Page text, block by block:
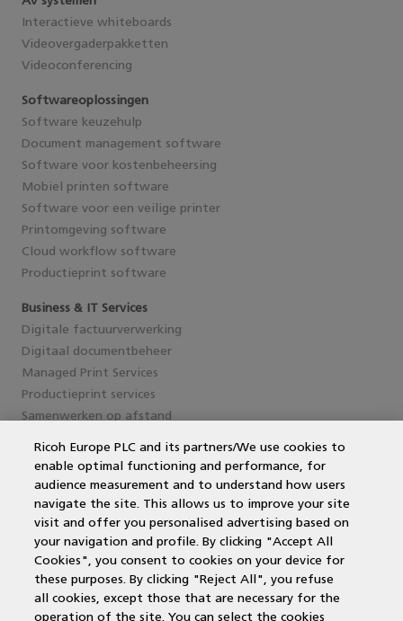
Interactieve whiteboards
Videovergaderpakketten
Videoconferencing
Softwareoplossingen
Software keuzehulp
Document management software
Software voor kostenbeheersing
Mobiel printen software
Software voor een veilige printer
Printomgeving software
Cloud workflow software
Productieprint software
Business & IT Services
Digitale factuurverwerking
Digitaal documentbeheer
Managed Print Services
Productieprint services
Samenwerken op afstand
Service en support
MPS Printing
Kantoorprinter vergelijken
Kopieermachines
MPS offerte aanvragen
Ricoh Europe PLC and its partners/We use cookies to
enable optimal functioning and performance, for
audience measurement and to understand how users
navigate the site. This allows us to improve your site
visit and offer you personalised advertising based on
your navigation and profile. By clicking "Accept All
Cookies", you consent to cookies on your device for
these purposes. By clicking "Reject All", you refuse
all cookies, except those that are necessary for the
operation of the site. You can select the cookies